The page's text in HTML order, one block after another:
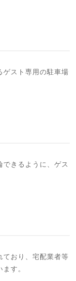
ゲスト専用の駐車場
できるように、ゲス
ており、宅配業者等
す。